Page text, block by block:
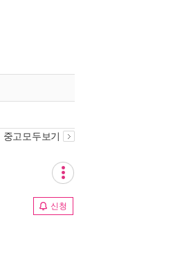
중고모두보기
신청